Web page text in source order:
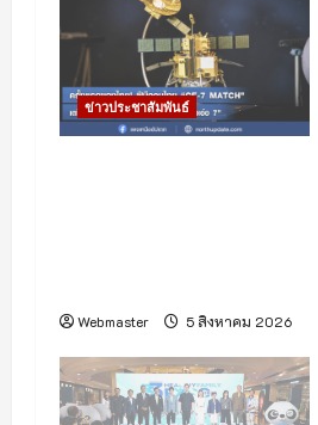
ข่าวประชาสัมพันธ์
Webmaster 5 สิงหาคม 2026